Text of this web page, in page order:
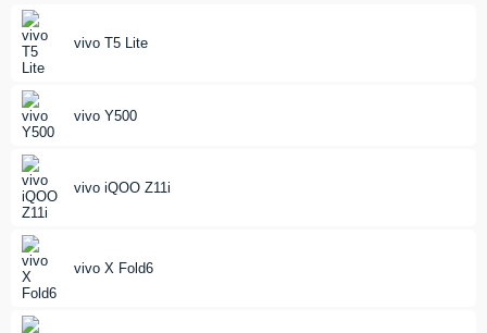
vivo T5 Lite
vivo Y500
vivo iQOO Z11i
vivo X Fold6